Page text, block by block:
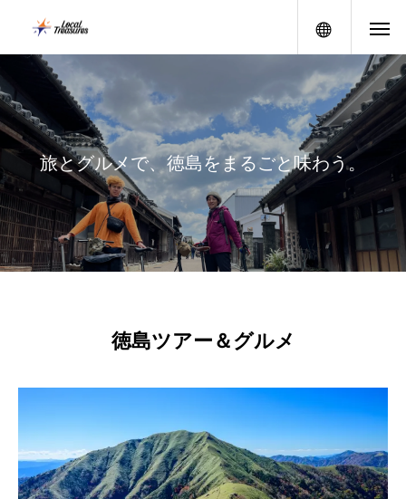
メニュー
旅とグルメ で、徳島を まるごと 味わう。
徳島ツアー＆グルメ